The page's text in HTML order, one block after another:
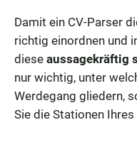
Damit ein CV-Parser
richtig einordnen und
diese aussagekräftig
nur wichtig, unter
Werdegang gliedern,
Sie die Stationen